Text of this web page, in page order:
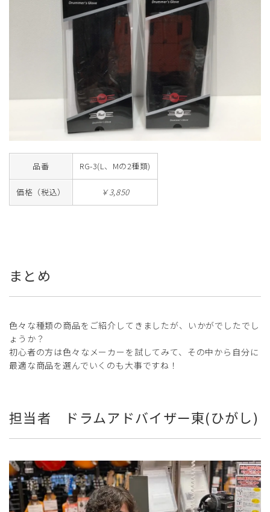
品番 RG-3(L、Mの2種類)
価格（税込） ￥3,850
まとめ
色々な種類の商品をご紹介してきましたが、いかがでしたでし
ょうか？
初心者の方は色々なメーカーを試してみて、その中から自分に
最適な商品を選んでいくのも大事ですね！
担当者 ドラムアドバイザー東(ひがし)